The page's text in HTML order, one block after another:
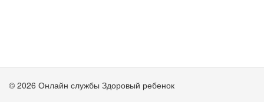
© 2026 Онлайн службы Здоровый ребенок